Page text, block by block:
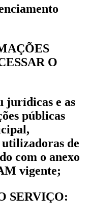
O
jurídicas e as
públicas
de
com o anexo
vigente;
SERVIÇO: